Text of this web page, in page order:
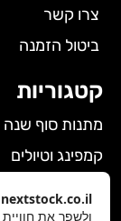
צרו קשר
ביטול הזמנה
קטגוריות
מתנות סוף שנה
קמפינג וטיולים
nextstock.co.il
ולשפר את